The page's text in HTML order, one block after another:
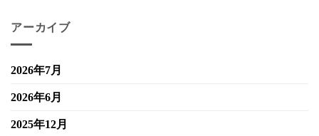
アーカイブ
2026年7月
2026年6月
2025年12月